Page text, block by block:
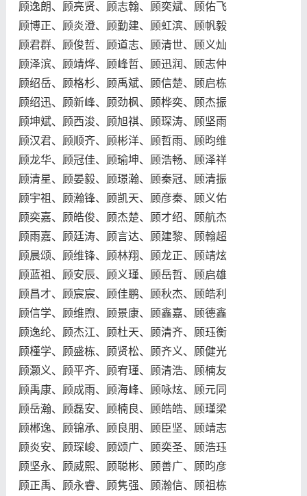
顾逸朗、顾亮贤、顾志翰、顾奕斌、顾佑飞
顾博正、顾炎澄、顾勤建、顾虹滨、顾帆毅
顾君群、顾俊哲、顾道志、顾清世、顾义灿
顾泽滨、顾靖烨、顾峰哲、顾迅润、顾志仲
顾绍岳、顾格杉、顾禹斌、顾信楚、顾启栋
顾绍迅、顾新峰、顾劲枫、顾桦奕、顾杰振
顾坤斌、顾西浚、顾旭祺、顾琛涛、顾坚雨
顾汉君、顾顺齐、顾彬洋、顾哲雨、顾昀维
顾龙华、顾冠佳、顾瑜坤、顾浩畅、顾泽祥
顾清星、顾晏毅、顾璟瀚、顾秦冠、顾清振
顾宇祖、顾瀚锋、顾凯天、顾彦秦、顾义佑
顾奕嘉、顾皓俊、顾杰楚、顾才绍、顾航杰
顾雨嘉、顾廷涛、顾言达、顾建黎、顾翰超
顾晨颂、顾维锋、顾林翔、顾龙正、顾靖炫
顾蓝祖、顾安辰、顾义瑾、顾岳哲、顾启雄
顾昌才、顾宸宸、顾佳鹏、顾秋杰、顾皓利
顾信学、顾维煦、顾景康、顾鑫嘉、顾德鑫
顾逸纶、顾杰江、顾杜天、顾清齐、顾珏衡
顾槿学、顾盛栋、顾贤松、顾齐义、顾健光
顾灏义、顾平齐、顾宥瑾、顾清浩、顾楠友
顾禹康、顾成雨、顾海峰、顾咏炫、顾元同
顾岳瀚、顾磊安、顾楠良、顾皓皓、顾瑾梁
顾郴逸、顾锦承、顾良朋、顾臣坚、顾靖志
顾炎安、顾琛峻、顾颂广、顾奕圣、顾浩珏
顾坚永、顾威熙、顾聪彬、顾善广、顾昀彦
顾正禹、顾永睿、顾隽强、顾瀚信、顾祖栋